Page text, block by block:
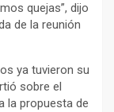
quejas”, dijo
de la reunión
ya tuvieron su
sobre el
la propuesta de